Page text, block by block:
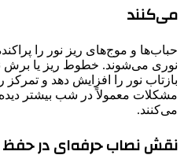
می‌کنند
حباب‌ها و موج‌های ریز نور را
نوری می‌شوند. خطوط ریز یا برش
بازتاب نور را افزایش دهد و تمرکز
مشکلات معمولاً در شب بیشتر
می‌کنند.
نقش نصاب حرفه‌ای در